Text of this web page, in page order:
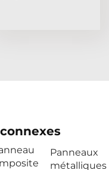
Panneaux
métalliques